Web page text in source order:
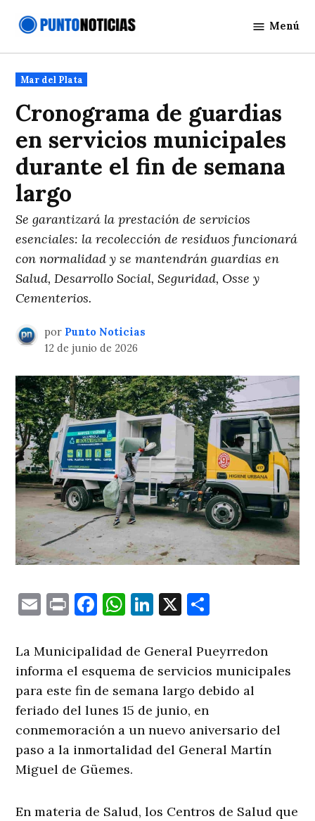
Noticias
Menú
Publicado
en
Mar del Plata
Cronograma de guardias
en servicios municipales
durante el fin de semana
largo
Se garantizará la prestación de servicios
esenciales: la recolección de residuos funcionará
con normalidad y se mantendrán guardias en
Salud, Desarrollo Social, Seguridad, Osse y
Cementerios.
por Punto Noticias
12 de junio de 2026
EmailPrintFacebook
WhatsApp
LinkedIn
X
La Municipalidad de General Pueyrredon
informa el esquema de servicios municipales
para este fin de semana largo debido al
feriado del lunes 15 de junio, en
conmemoración a un nuevo aniversario del
paso a la inmortalidad del General Martín
Miguel de Güemes.
En materia de Salud, los Centros de Salud que